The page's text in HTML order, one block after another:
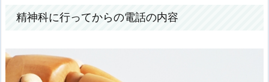
精神科に行ってからの電話の内容